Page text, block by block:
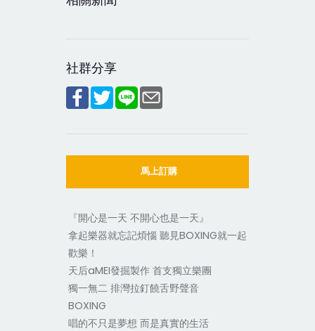
社群分享
馬上訂購
『開心是一天 不開心也是一天』
拿起樂器就忘記煩惱 聽見BOXING就一起
歡樂！
天后aMEI發掘製作 首支獨立樂團
獨一無二 排灣拉釘饒舌野聲音
BOXING
唱的不只是夢想 而是真實的生活